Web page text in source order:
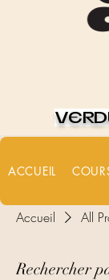
ACCUEIL
Accueil All
Rechercher